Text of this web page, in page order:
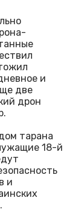
и
две
дрон
тарана
18-й
и